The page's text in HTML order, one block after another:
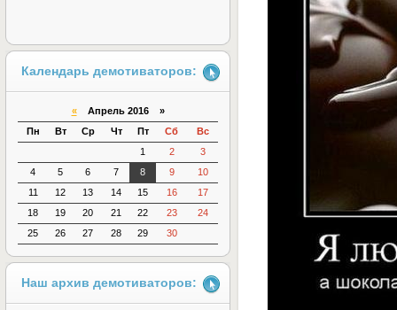
Календарь демотиваторов:
«Апрель 2016 »
Пн
Вт Ср Чт Пт Сб
Вс
1
2
3
4
5 6 7 8 9
10
11
12 13 14 15 16
17
18
19 20 21 22 23
24
25
26 27 28 29 30
Наш архив демотиваторов: